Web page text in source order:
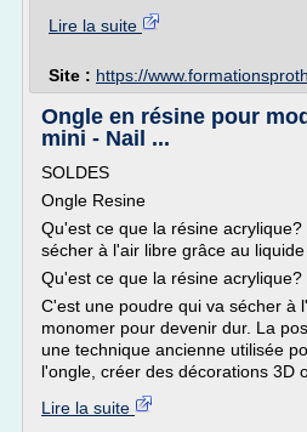
Lire la suite
Site : https://
Ongle en résine pour
mini - Nail ...
SOLDES
Ongle Resine
Qu'est ce que la résine
sécher à l'air libre grâce au liquide
Qu'est ce que la résine acrylique?
C'est une poudre qui va sécher à
monomer pour devenir dur. La
une technique ancienne utilisée
l'ongle, créer des décorations 3D
Lire la suite